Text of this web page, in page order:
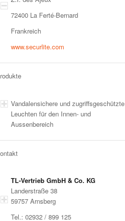
72400 La Ferté-Bernard
Frankreich
www.securlite.com
Vandalensichere und zugriffsgeschützte
Leuchten für den Innen- und
Aussenbereich
TL-Vertrieb GmbH & Co. KG
Landerstraße 38
59757 Arnsberg
Tel.: 02932 / 899 125